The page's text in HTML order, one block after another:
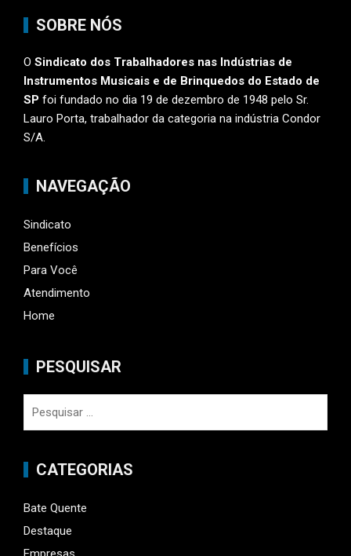
SOBRE NÓS
O Sindicato dos Trabalhadores nas Indústrias de
Instrumentos Musicais e de Brinquedos do Estado de
SP foi fundado no dia 19 de dezembro de 1948 pelo Sr.
Lauro Porta, trabalhador da categoria na indústria Condor
S/A.
NAVEGAÇÃO
Sindicato
Benefícios
Para Você
Atendimento
Home
PESQUISAR
CATEGORIAS
Bate Quente
Destaque